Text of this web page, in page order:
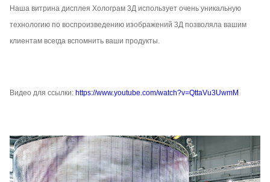
Наша витрина дисплея Холограм 3Д использует очень уникальную
технологию по воспроизведению изображений 3Д позволяла вашим
клиентам всегда вспомнить ваши продукты.
Видео для ссылки: https://www.youtube.com/watch?v=QttaVu3UwmM